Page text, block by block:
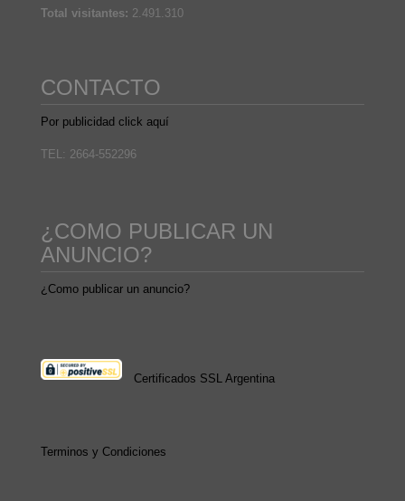
Total visitantes: 2.491.310
CONTACTO
Por publicidad click aquí
TEL: 2664-552296
¿COMO PUBLICAR UN
ANUNCIO?
¿Como publicar un anuncio?
Certificados SSL Argentina
Terminos y Condiciones